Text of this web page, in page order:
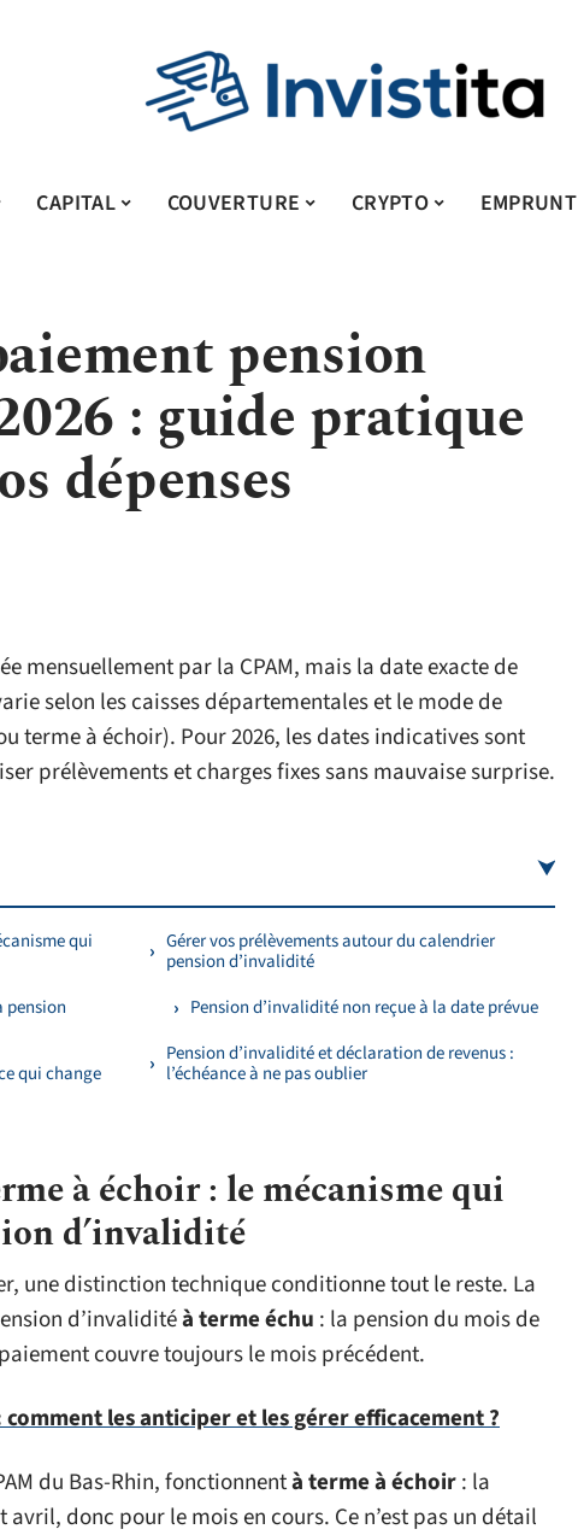
CAPITAL COUVERTURE CRYPTO EMPRUNT
pension
: guide pratique
dépenses
mensuellement par la CPAM, mais la date exacte de
selon les caisses départementales et le mode de
terme à échoir). Pour 2026, les dates indicatives sont
prélèvements et charges fixes sans mauvaise surprise.
qui
pension
qui change
Gérer vos prélèvements autour du calendrier
pension d’invalidité
Pension d’invalidité non reçue à la date prévue
Pension d’invalidité et déclaration de revenus :
l’échéance à ne pas oublier
à échoir : le mécanisme qui
d’invalidité
une distinction technique conditionne tout le reste. La
d’invaliditéà terme échu : la pension du mois de
couvre toujours le mois précédent.
comment les anticiper et les gérer efficacement ?
du Bas-Rhin, fonctionnentà terme à échoir: la
avril, donc pour le mois en cours. Ce n’est pas un détail